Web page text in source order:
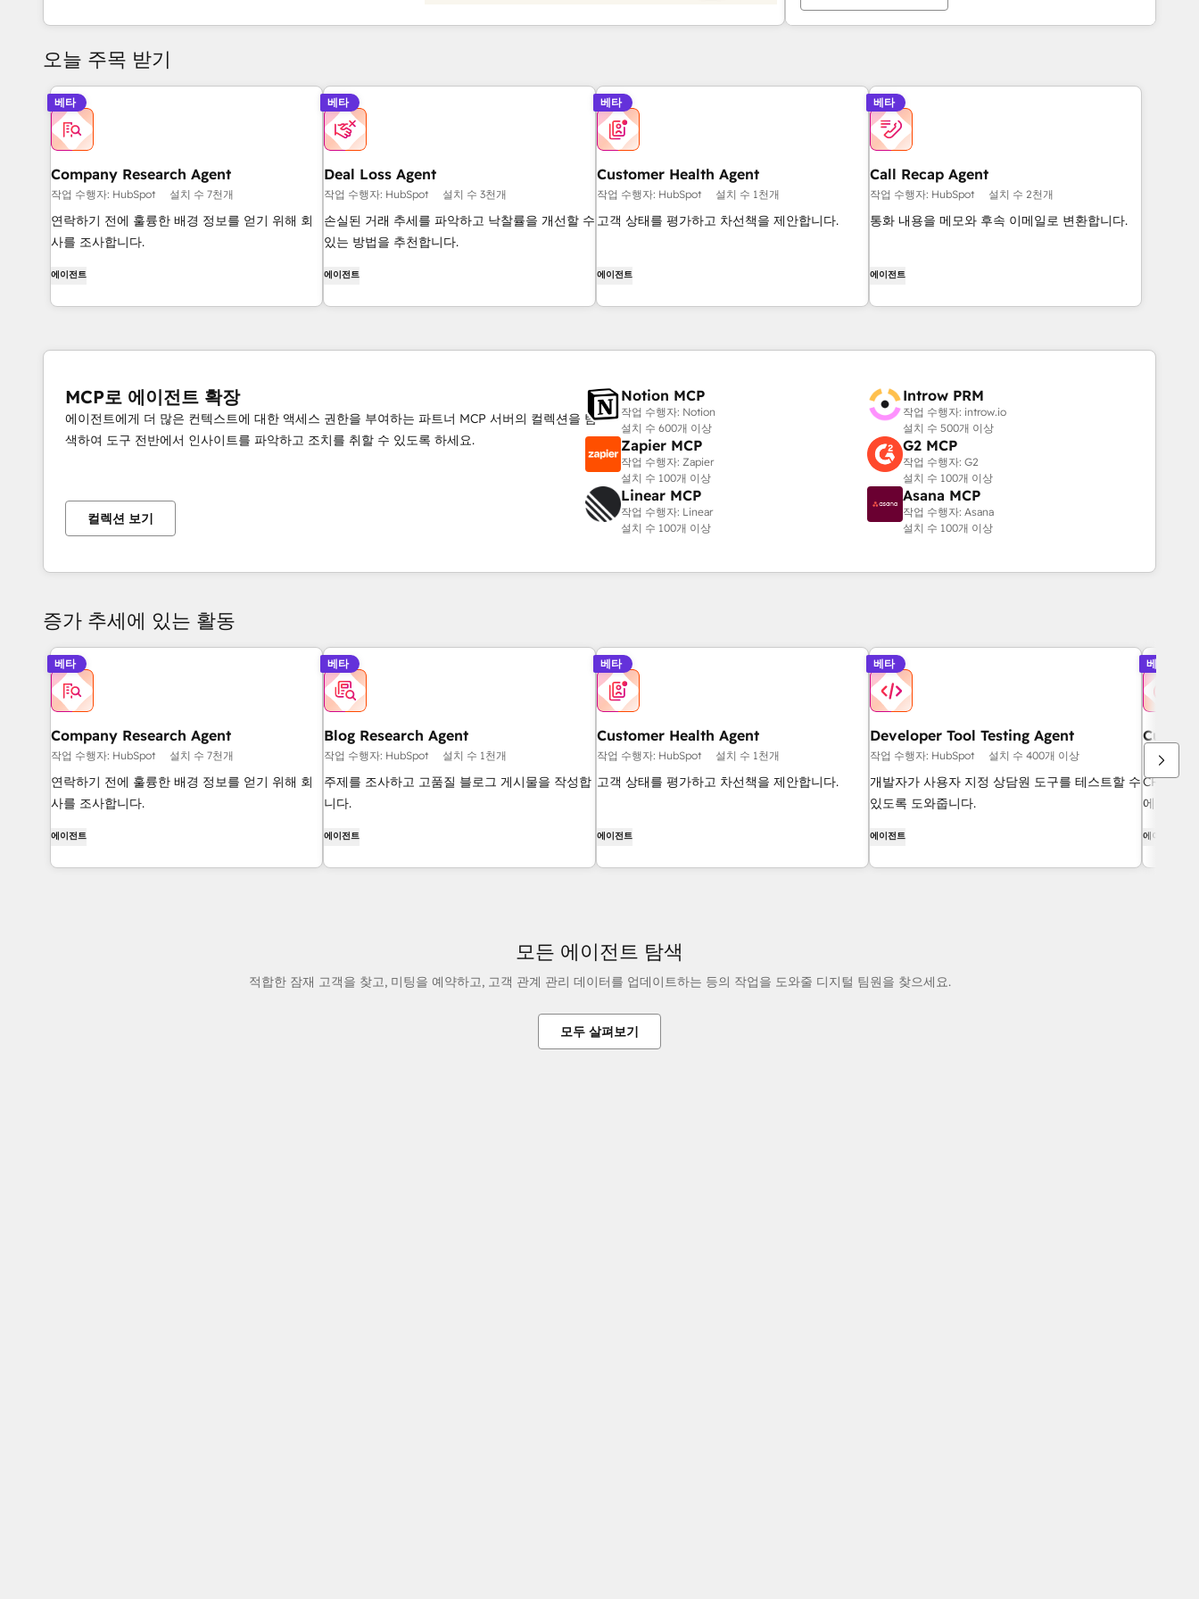
오늘 주목 받기
베타
Company Research Agent
작업 수행자: HubSpot 설치 수 7천개
연락하기 전에 훌륭한 배경 정보를 얻기 위해 회
사를 조사합니다.
에이전트
베타
Deal Loss Agent
작업 수행자: HubSpot 설치 수 3천개
손실된 거래 추세를 파악하고 낙찰률을 개선할 수
있는 방법을 추천합니다.
에이전트
베타
Customer Health Agent
작업 수행자: HubSpot 설치 수 1천개
고객 상태를 평가하고 차선책을 제안합니다.
에이전트
베타
Call Recap Agent
작업 수행자: HubSpot 설치 수 2천개
통화 내용을 메모와 후속 이메일로 변환합니다.
에이전트
MCP로 에이전트 확장
에이전트에게 더 많은 컨텍스트에 대한 액세스 권한을 부여하는 파트너 MCP 서버의 컬렉션을 탐
색하여 도구 전반에서 인사이트를 파악하고 조치를 취할 수 있도록 하세요.
컬렉션 보기
Notion MCP
작업 수행자: Notion
설치 수 600개 이상
Introw PRM
작업 수행자: introw.io
설치 수 500개 이상
Zapier MCP
작업 수행자: Zapier
설치 수 100개 이상
G2 MCP
작업 수행자: G2
설치 수 100개 이상
Linear MCP
작업 수행자: Linear
설치 수 100개 이상
Asana MCP
작업 수행자: Asana
설치 수 100개 이상
증가 추세에 있는 활동
베타
Company Research Agent
작업 수행자: HubSpot 설치 수 7천개
연락하기 전에 훌륭한 배경 정보를 얻기 위해 회
사를 조사합니다.
에이전트
베타
Blog Research Agent
작업 수행자: HubSpot 설치 수 1천개
주제를 조사하고 고품질 블로그 게시물을 작성합
니다.
에이전트
베타
Customer Health Agent
작업 수행자: HubSpot 설치 수 1천개
고객 상태를 평가하고 차선책을 제안합니다.
에이전트
베타
Developer Tool Testing Agent
작업 수행자: HubSpot 설치 수 400개 이상
개발자가 사용자 지정 상담원 도구를 테스트할 수
있도록 도와줍니다.
에이전트
베타
작업 수행
CRM 및
에 계정
에이전트
모든 에이전트 탐색
적합한 잠재 고객을 찾고, 미팅을 예약하고, 고객 관계 관리 데이터를 업데이트하는 등의 작업을 도와줄 디지털 팀원을 찾으세요.
모두 살펴보기